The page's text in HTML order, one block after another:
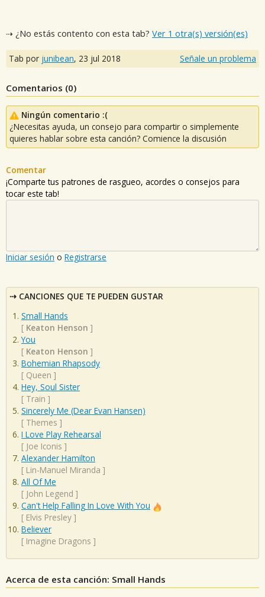
⇢ ¿No estás contento con esta tab? Ver 1 otra(s) versión(es)
Tab por junibean, 23 jul 2018 Señale un problema
Comentarios (0)
Ningún comentario :(
¿Necesitas ayuda, un consejo para compartir o simplemente
quieres hablar sobre esta canción? Comience la discusión
Comentar
¡Comparte tus patrones de rasgueo, acordes o consejos para
tocar este tab!
Iniciar sesión o Registrarse
CANCIONES QUE TE PUEDEN GUSTAR
Small Hands
[ Keaton Henson ]
You
[ Keaton Henson ]
Bohemian Rhapsody
[ Queen ]
Hey, Soul Sister
[ Train ]
Sincerely Me (Dear Evan Hansen)
[ Themes ]
I Love Play Rehearsal
[ Joe Iconis ]
Alexander Hamilton
[ Lin-Manuel Miranda ]
All Of Me
[ John Legend ]
Can't Help Falling In Love With You
[ Elvis Presley ]
Believer
[ Imagine Dragons ]
Acerca de esta canción: Small Hands